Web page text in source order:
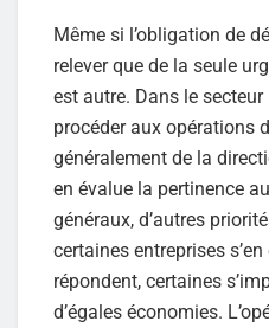
Même si l’obligation de
relever que de la seule
est autre. Dans le
procéder aux opérations
généralement de la
en évalue la pertinence
généraux, d’autres
certaines entreprises
répondent, certaines
d’égales économies.